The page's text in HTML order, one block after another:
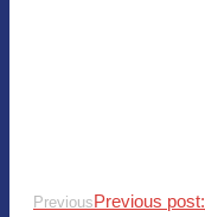
PreviousPrevious post: